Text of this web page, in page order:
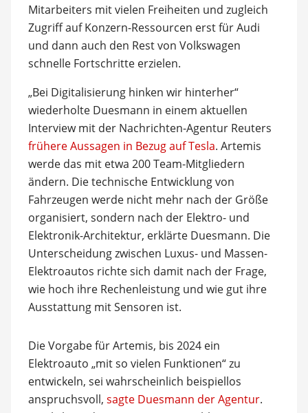
Mitarbeiters mit vielen Freiheiten und zugleich
Zugriff auf Konzern-Ressourcen erst für Audi
und dann auch den Rest von Volkswagen
schnelle Fortschritte erzielen.
„Bei Digitalisierung hinken wir hinterher“
wiederholte Duesmann in einem aktuellen
Interview mit der Nachrichten-Agentur Reuters
frühere Aussagen in Bezug auf Tesla. Artemis
werde das mit etwa 200 Team-Mitgliedern
ändern. Die technische Entwicklung von
Fahrzeugen werde nicht mehr nach der Größe
organisiert, sondern nach der Elektro- und
Elektronik-Architektur, erklärte Duesmann. Die
Unterscheidung zwischen Luxus- und Massen-
Elektroautos richte sich damit nach der Frage,
wie hoch ihre Rechenleistung und wie gut ihre
Ausstattung mit Sensoren ist.
Die Vorgabe für Artemis, bis 2024 ein
Elektroauto „mit so vielen Funktionen“ zu
entwickeln, sei wahrscheinlich beispiellos
anspruchsvoll, sagte Duesmann der Agentur.